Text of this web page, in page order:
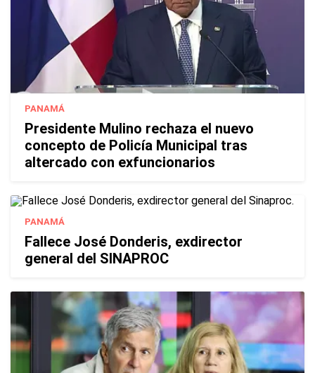
PANAMÁ
Presidente Mulino rechaza el nuevo
concepto de Policía Municipal tras
altercado con exfuncionarios
PANAMÁ
Fallece José Donderis, exdirector
general del SINAPROC